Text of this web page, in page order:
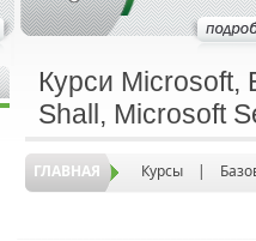
Курси Microsoft,
Shall, Microsoft
ГЛАВНАЯ Курсы |